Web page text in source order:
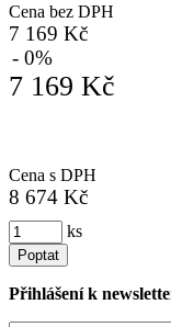
Cena bez DPH
7 169 Kč
- 0%
7 169 Kč
Cena s DPH
8 674 Kč
ks
Poptat
Přihlášení k